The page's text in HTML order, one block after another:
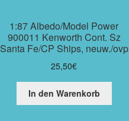
1:87 Albedo/Model Power
900011 Kenworth Cont. Sz
Santa Fe/CP Ships, neuw./ovp
25,50€
In den Warenkorb